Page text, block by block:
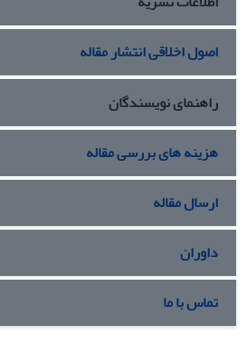
اصول اخلاقی انتشار مقاله
راهنمای نویسندگان
هزینه های بررسی مقاله
ارسال مقاله
داوران
تماس با ما